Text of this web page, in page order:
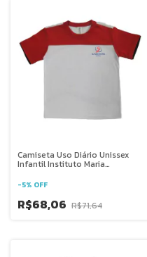
Camiseta Uso Diário Unissex
Infantil Instituto Maria
-5% OFF
R$68,06 R$71,64